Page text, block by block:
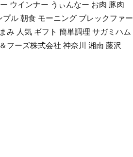
ウインナー うぃんなー お肉 豚肉
ル 朝食 モーニング ブレックファー
み 人気 ギフト 簡単調理 サガミハム
フーズ株式会社 神奈川 湘南 藤沢